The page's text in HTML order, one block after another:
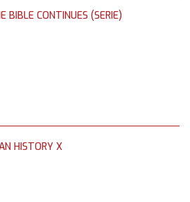
BIBLE CONTINUES (SERIE)
HISTORY X